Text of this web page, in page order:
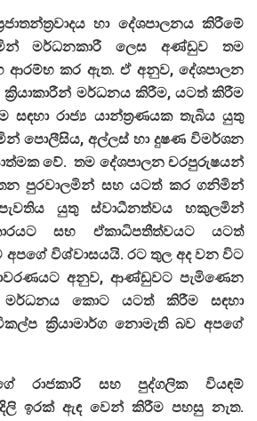
හා දේශපාලනය කිරීමේ
මර්ධනකාරී ලෙස අණ්ඩුව තම
ආරම්භ කර ඇත. ඒ අනුව, දේශපාලන
මර්ධනය කිරීම, යටත් කිරීම
රාජ්‍ය යාන්ත්‍රණයක තැබිය යුතු
පොලීසිය, අල්ලස් හා දුෂණ විමර්ශන
වේ. තම දේශපාලන චරපුරුෂයන්
පුරවාලමින් සහ යටත් කර ගනිමින්
යුතු ස්වාධීනත්වය හකුලමින්
සභ ඒකාධිපතීත්වයට යටත්
විශ්වාසයයි. රට තුල අද වන විට
අනුව, ආණ්ඩුවට පැමිණෙන
කොට යටත් කිරීම සඳහා
ක්‍රියාමාර්ග නොමැති බව අපගේ
රාජකාරි සහ පුද්ගලික වියඳම්
ඉරක් ඇඳ වෙන් කිරීම පහසු නැත.